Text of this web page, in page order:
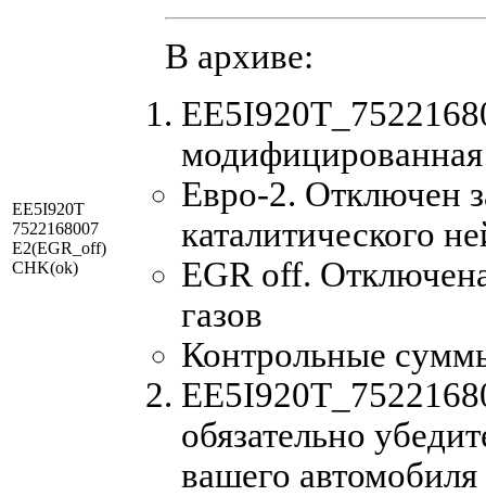
EE5I920T
7522168007
E2(EGR_off)
CHK(ok)
В архиве:
Евро-2. Отключен
каталитического
EGR off.
газов
Контрольные
обязательно
вашего автомобиля